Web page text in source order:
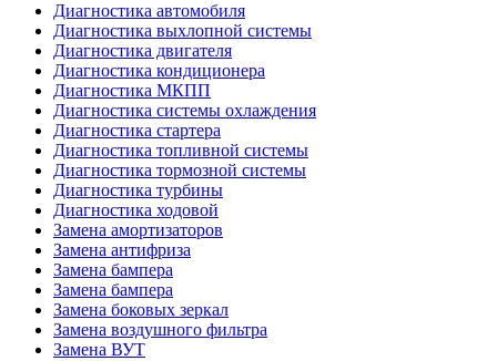
Диагностика автомобиля
Диагностика выхлопной системы
Диагностика двигателя
Диагностика кондиционера
Диагностика МКПП
Диагностика системы охлаждения
Диагностика стартера
Диагностика топливной системы
Диагностика тормозной системы
Диагностика турбины
Диагностика ходовой
Замена амортизаторов
Замена антифриза
Замена бампера
Замена бампера
Замена боковых зеркал
Замена воздушного фильтра
Замена ВУТ